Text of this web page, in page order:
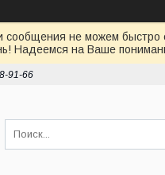
не можем быстро
Надеемся на Ваше
91-66